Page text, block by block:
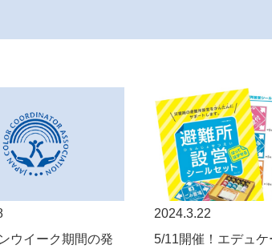
ウイーク期間の発
2024.3.22
5/11開催！エデュケ